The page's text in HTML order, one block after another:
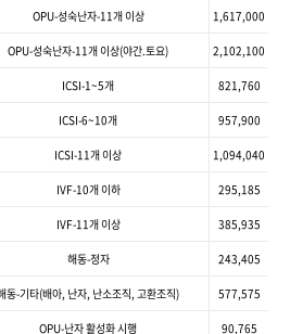
OPU-성숙난자-11개 이상 1,617,000
OPU-성숙난자-11개 이상(야간.토요) 2,102,100
ICSI-1~5개 821,760
ICSI-6~10개 957,900
ICSI-11개 이상 1,094,040
IVF-10개 이하 295,185
IVF-11개 이상 385,935
해동-정자 243,405
동-기타(배아, 난자, 난소조직, 고환조직) 577,575
OPU-난자 활성화 시행 90,765